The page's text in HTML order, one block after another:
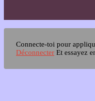
Connecte-toi pour
Déconnecter Et essayez